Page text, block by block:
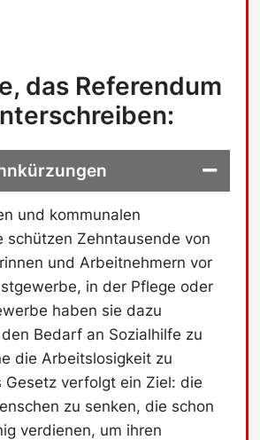
das Referendum
und kommunalen
schützen Zehntausende von
und Arbeitnehmern vor
in der Pflege oder
haben sie dazu
Bedarf an Sozialhilfe zu
die Arbeitslosigkeit zu
Gesetz verfolgt ein Ziel: die
zu senken, die schon
verdienen, um ihren